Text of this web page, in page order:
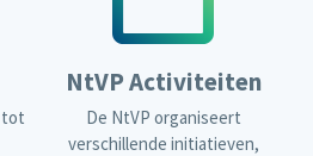
tot
NtVP Activiteiten
De NtVP organiseert
verschillende initiatieven,